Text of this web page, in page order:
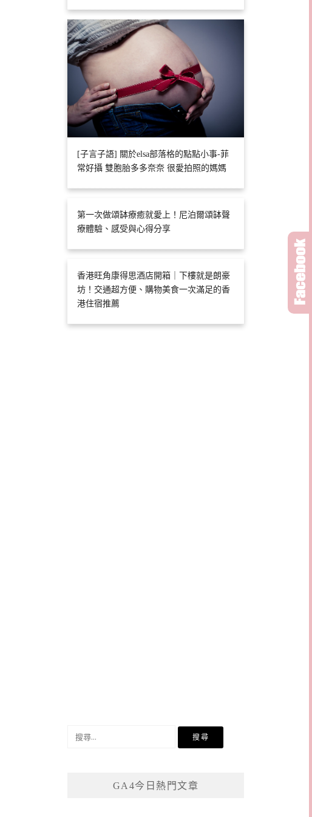
[子言子語] 關於elsa部落格的點點小事-菲
常好攝 雙胞胎多多奈奈 很愛拍照的媽媽
第一次做頌缽療癒就愛上！尼泊爾頌缽聲
療體驗、感受與心得分享
香港旺角康得思酒店開箱｜下樓就是朗豪
坊！交通超方便、購物美食一次滿足的香
港住宿推薦
GA4今日熱門文章